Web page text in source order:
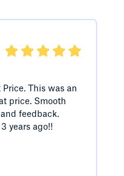
This was an
price. Smooth
feedback.
years ago!!